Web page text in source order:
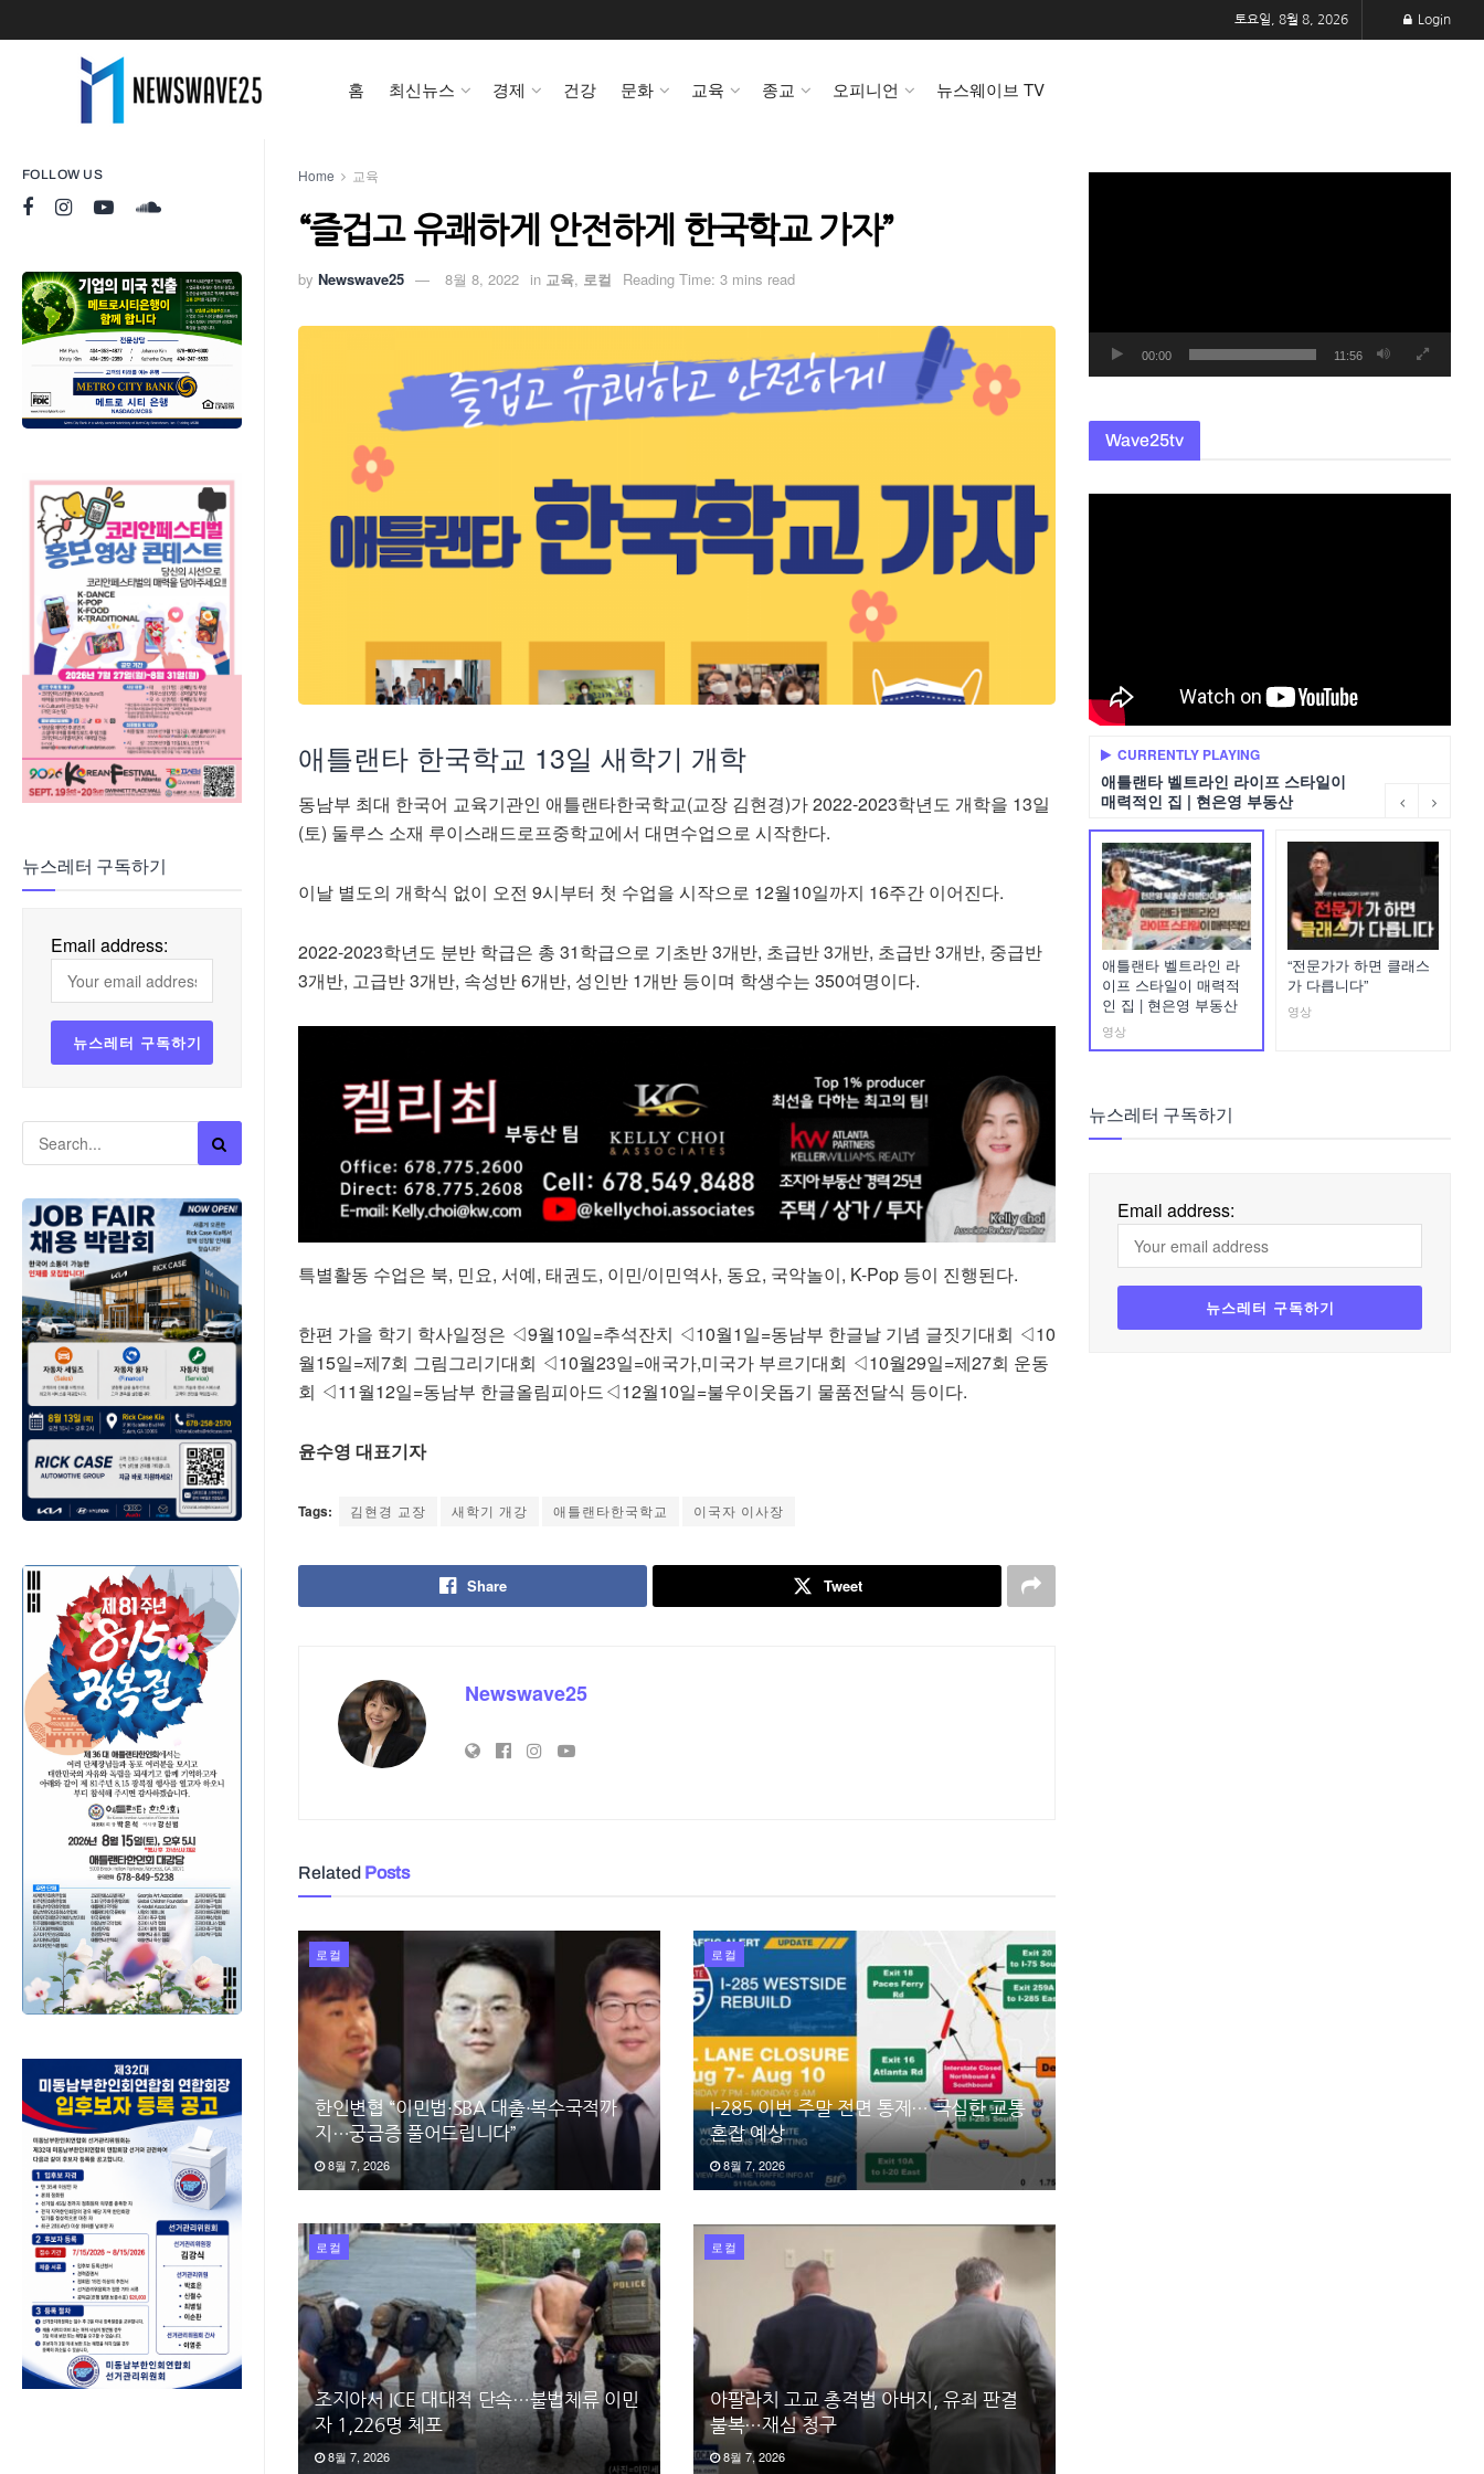
FOLLOW US
뉴스레터 구독하기
Email address:
토요일, 8월 8, 2026 Login
홈 최신뉴스 경제 건강 문화 교육 종교 오피니언 뉴스웨이브 TV
Home 교육
“즐겁고 유쾌하게 안전하게 한국학교 가자”
by Newswave25 8월 8, 2022 in 교육, 로컬 Reading Time: 3 mins read
애틀랜타 한국학교 13일 새학기 개학
동남부 최대 한국어 교육기관인 애틀랜타한국학교(교장 김현경)가2022-2023학년도 개학을 13일
(토) 둘루스 소재 루이스래드로프중학교에서 대면수업으로 시작한다.
이날 별도의 개학식 없이 오전 9시부터 첫 수업을 시작으로 12월10일까지 16주간 이어진다.
2022-2023학년도 분반 학급은 총 31학급으로 기초반3개반, 초급반3개반, 초급반3개반, 중급반
3개반, 고급반3개반, 속성반6개반, 성인반 1개반 등이며 학생수는 350여명이다.
특별활동 수업은 북, 민요, 서예, 태권도, 이민/이민역사, 동요, 국악놀이, K-Pop 등이 진행된다.
한편 가을 학기 학사일정은 ◁9월10일=추석잔치 ◁10월1일=동남부 한글날 기념 글짓기대회 ◁10
월15일=제7회 그림그리기대회 ◁10월23일=애국가,미국가 부르기대회 ◁10월29일=제27회 운동
회 ◁11월12일=동남부 한글올림피아드◁12월10일=불우이웃돕기 물품전달식 등이다.
윤수영 대표기자
Tags: 김현경 교장 새학기 개강 애틀랜타한국학교 이국자 이사장
Share Tweet
Newswave25
Related Posts
로컬
한인변협 “이민법·SBA 대출·복수국적까
지…궁금증 풀어드립니다”
8월 7, 2026
로컬
I-285 이번 주말 전면 통제… 극심한 교통
혼잡 예상
8월 7, 2026
로컬
조지아서 ICE 대대적 단속…불법체류 이민
자 1,226명 체포
8월 7, 2026
로컬
아팔라치 고교 총격범 아버지, 유죄 판결
불복…재심 청구
8월 7, 2026
00:00 11:56
Wave25tv
CURRENTLY PLAYING
애틀랜타 벨트라인 라이프 스타일이
매력적인 집 | 현은영 부동산
애틀랜타 벨트라인 라
이프 스타일이 매력적
인 집 | 현은영 부동산
영상
“전문가가 하면 클래스
가 다릅니다”
영상
뉴스레터 구독하기
Email address: